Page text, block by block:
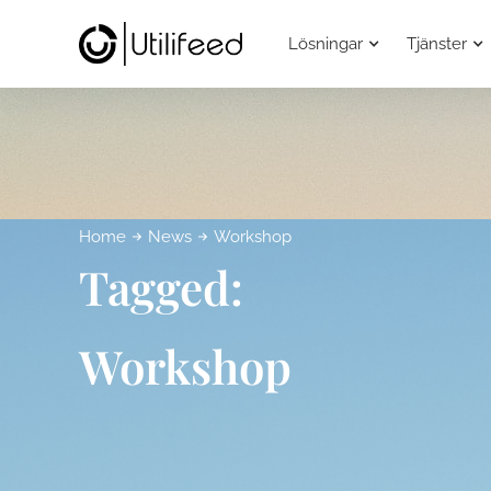
Lösningar Tjänster
Home News Workshop
Tagged:
Workshop